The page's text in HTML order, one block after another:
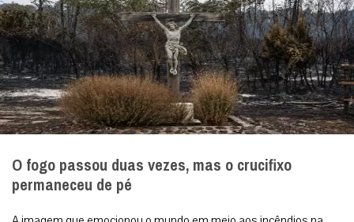
O fogo passou duas vezes, mas o crucifixo
permaneceu de pé